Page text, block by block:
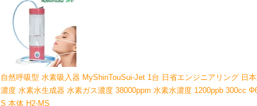
自然呼吸型 水素吸入器 MyShinTouSui-Jet 1台 日省エンジニアリング 日
濃度 水素水生成器 水素ガス濃度 38000ppm 水素水濃度 1200ppb 300cc
S 本体 H2-MS